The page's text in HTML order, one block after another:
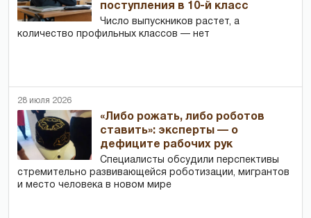
поступления в 10-й класс
Число выпускников растет, а
количество профильных классов — нет
28 июля 2026
«Либо рожать, либо роботов
ставить»: эксперты — о
дефиците рабочих рук
Специалисты обсудили перспективы
стремительно развивающейся роботизации, мигрантов
и место человека в новом мире